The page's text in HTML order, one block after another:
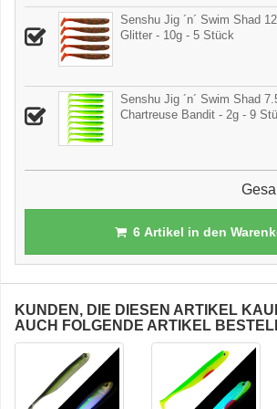
Senshu Jig ´n´ Swim Shad
Glitter - 10g - 5 Stück
Senshu Jig ´n´ Swim Shad
Chartreuse Bandit - 2g - 9
6Artikel in den
KUNDEN, DIE DIESEN ARTIKEL
AUCH FOLGENDE ARTIKEL